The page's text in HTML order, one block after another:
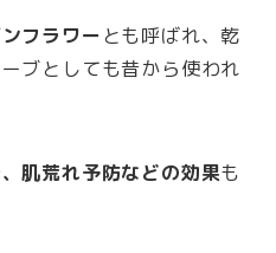
フラワーとも呼ばれ、乾
ブとしても昔から使われ
肌荒れ予防などの効果も